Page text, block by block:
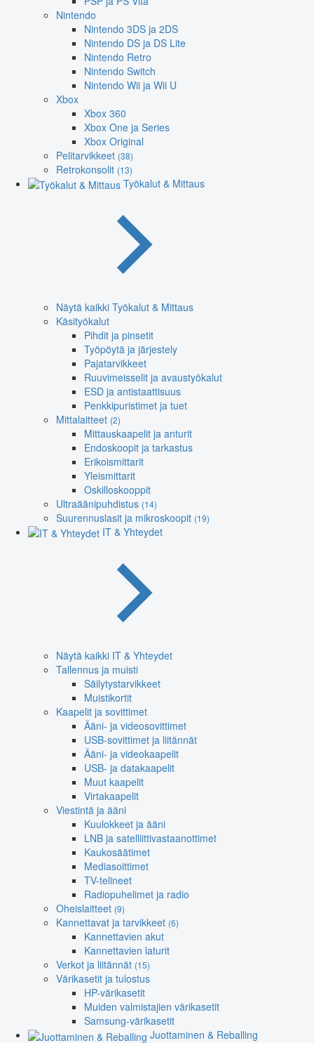
Nintendo
Nintendo 3DS ja 2DS
Nintendo DS ja DS Lite
Nintendo Retro
Nintendo Switch
Nintendo Wii ja Wii U
Xbox
Xbox 360
Xbox One ja Series
Xbox Original
Pelitarvikkeet (38)
Retrokonsolit (13)
Työkalut & Mittaus
Näytä kaikki Työkalut & Mittaus
Käsityökalut
Pihdit ja pinsetit
Työpöytä ja järjestely
Pajatarvikkeet
Ruuvimeisselit ja avaustyökalut
ESD ja antistaattisuus
Penkkipuristimet ja tuet
Mittalaitteet (2)
Mittauskaapelit ja anturit
Endoskoopit ja tarkastus
Erikoismittarit
Yleismittarit
Oskilloskooppit
Ultraäänipuhdistus (14)
Suurennuslasit ja mikroskoopit (19)
IT & Yhteydet
Näytä kaikki IT & Yhteydet
Tallennus ja muisti
Säilytystarvikkeet
Muistikortit
Kaapelit ja sovittimet
Ääni- ja videosovittimet
USB-sovittimet ja liitännät
Ääni- ja videokaapelit
USB- ja datakaapelit
Muut kaapelit
Virtakaapelit
Viestintä ja ääni
Kuulokkeet ja ääni
LNB ja satelliittivastaanottimet
Kaukosäätimet
Mediasoittimet
TV-telineet
Radiopuhelimet ja radio
Oheislaitteet (9)
Kannettavat ja tarvikkeet (6)
Kannettavien akut
Kannettavien laturit
Verkot ja liitännät (15)
Värikasetit ja tulostus
HP-värikasetit
Muiden valmistajien värikasetit
Samsung-värikasetit
Juottaminen & Reballing